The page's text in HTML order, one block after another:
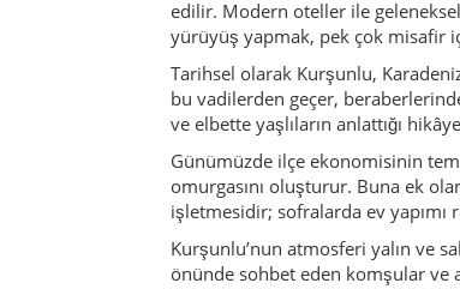
Kültür &
Kurşunlu’da kültür; düğünler, dini
yaygındır; köy meydanlarında ve
günlerde ortaya çıkar.
İmece kültürü – yani işlerin birlikte
örgü ve nakışla hem evlerini
sohbetlere dönüşür.
Aktiviteler &